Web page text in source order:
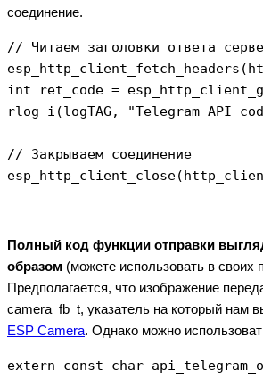
соединение.
// Читаем заголовки ответа
int ret_code =
rlog_i(logTAG, "Telegram API
// Закрываем соединение
Полный код функции отправки
образом (можете использовать в своих
Предполагается, что изображение
camera_fb_t, указатель на который нам
ESP Camera. Однако можно
extern const char